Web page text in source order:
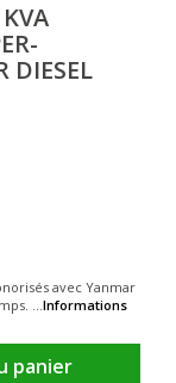
DIESEL
avec Yanmar
...Informations
panier